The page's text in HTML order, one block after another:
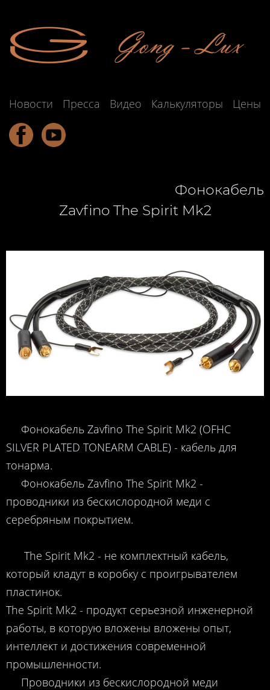
Новости Пресса Видео Калькуляторы Цены
Фонокабель
Zavfino The Spirit Mk2
Фонокабель Zavfino The Spirit Mk2 (OFHC
SILVER PLATED TONEARM CABLE) - кабель для
тонарма.
Фонокабель Zavfino The Spirit Mk2 -
проводники из бескислородной меди с
серебряным покрытием.
The Spirit Mk2 - не комплектный кабель,
который кладут в коробку с проигрывателем
пластинок.
The Spirit Mk2 - продукт серьезной инженерной
работы, в которую вложены вложены опыт,
интеллект и достижения современной
промышленности.
Проводники из бескислородной меди